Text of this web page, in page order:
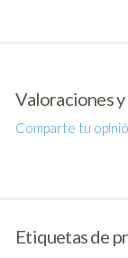
Valoraciones
Comparte tu
Etiquetas de